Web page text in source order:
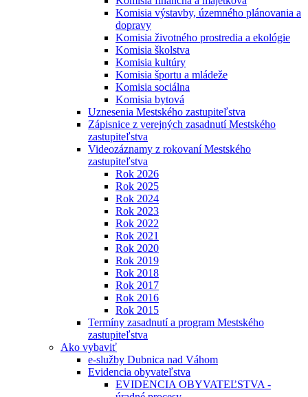
Komisia výstavby, územného plánovania a
dopravy
Komisia životného prostredia a ekológie
Komisia školstva
Komisia kultúry
Komisia športu a mládeže
Komisia sociálna
Komisia bytová
Uznesenia Mestského zastupiteľstva
Zápisnice z verejných zasadnutí Mestského
zastupiteľstva
Videozáznamy z rokovaní Mestského
zastupiteľstva
Rok 2026
Rok 2025
Rok 2024
Rok 2023
Rok 2022
Rok 2021
Rok 2020
Rok 2019
Rok 2018
Rok 2017
Rok 2016
Rok 2015
Termíny zasadnutí a program Mestského
zastupiteľstva
Ako vybaviť
e-služby Dubnica nad Váhom
Evidencia obyvateľstva
EVIDENCIA OBYVATEĽSTVA -